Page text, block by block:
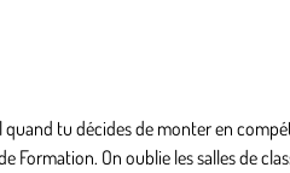
tu décides de monter en
On oublie les salles de